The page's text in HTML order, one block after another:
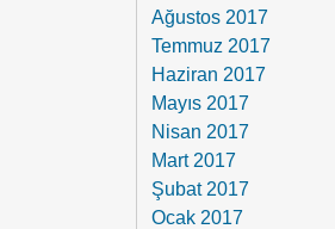
Ağustos 2017
Temmuz 2017
Haziran 2017
Mayıs 2017
Nisan 2017
Mart 2017
Şubat 2017
Ocak 2017